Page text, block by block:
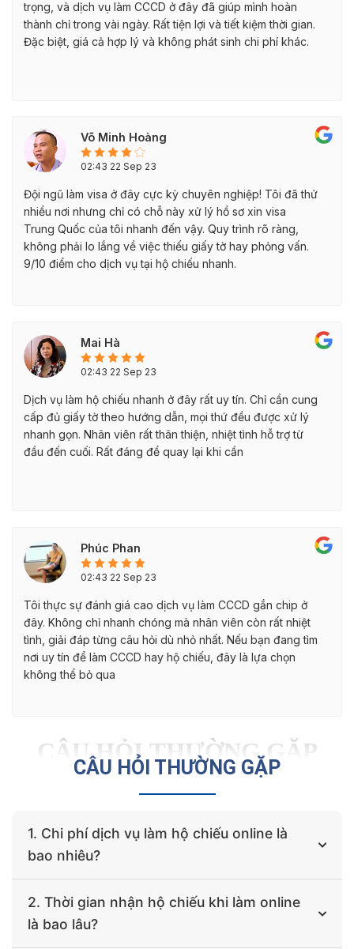
trọng, và dịch vụ làm CCCD ở đây đã giúp mình hoàn
thành chỉ trong vài ngày. Rất tiện lợi và tiết kiệm thời gian.
Đặc biệt, giá cả hợp lý và không phát sinh chi phí khác.
Võ Minh Hoàng
02:43 22 Sep 23
Đội ngũ làm visa ở đây cực kỳ chuyên nghiệp! Tôi đã thử
nhiều nơi nhưng chỉ có chỗ này xử lý hồ sơ xin visa
Trung Quốc của tôi nhanh đến vậy. Quy trình rõ ràng,
không phải lo lắng về việc thiếu giấy tờ hay phỏng vấn.
9/10 điểm cho dịch vụ tại hộ chiếu nhanh.
Mai Hà
02:43 22 Sep 23
Dịch vụ làm hộ chiếu nhanh ở đây rất uy tín. Chỉ cần cung
cấp đủ giấy tờ theo hướng dẫn, mọi thứ đều được xử lý
nhanh gọn. Nhân viên rất thân thiện, nhiệt tình hỗ trợ từ
đầu đến cuối. Rất đáng để quay lại khi cần
Phúc Phan
02:43 22 Sep 23
Tôi thực sự đánh giá cao dịch vụ làm CCCD gắn chip ở
đây. Không chỉ nhanh chóng mà nhân viên còn rất nhiệt
tình, giải đáp từng câu hỏi dù nhỏ nhất. Nếu bạn đang tìm
nơi uy tín để làm CCCD hay hộ chiếu, đây là lựa chọn
không thể bỏ qua
CÂU HỎI THƯỜNG GẶP
CÂU HỎI THƯỜNG GẶP
1. Chi phí dịch vụ làm hộ chiếu online là
bao nhiêu?
Chi phí của dịch vụ làm hộ chiếu online của chúng tôi
sẽ tùy theo khu vực bạn đang thường trú và tùy theo
gói dịch vụ. Với gói làm hộ chiếu thông thường, phí
2. Thời gian nhận hộ chiếu khi làm online
là bao lâu?